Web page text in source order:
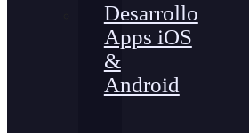
Desarrollo
Apps iOS
&
Android